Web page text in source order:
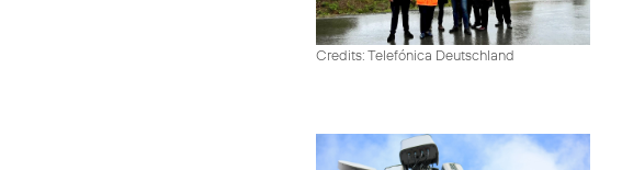
Credits: Telefónica Deutschland